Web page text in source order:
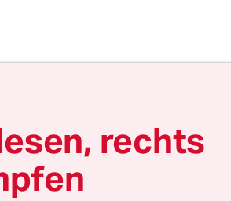
von jungen
fest. Entscheidend
nicht beim Antrag
rechts